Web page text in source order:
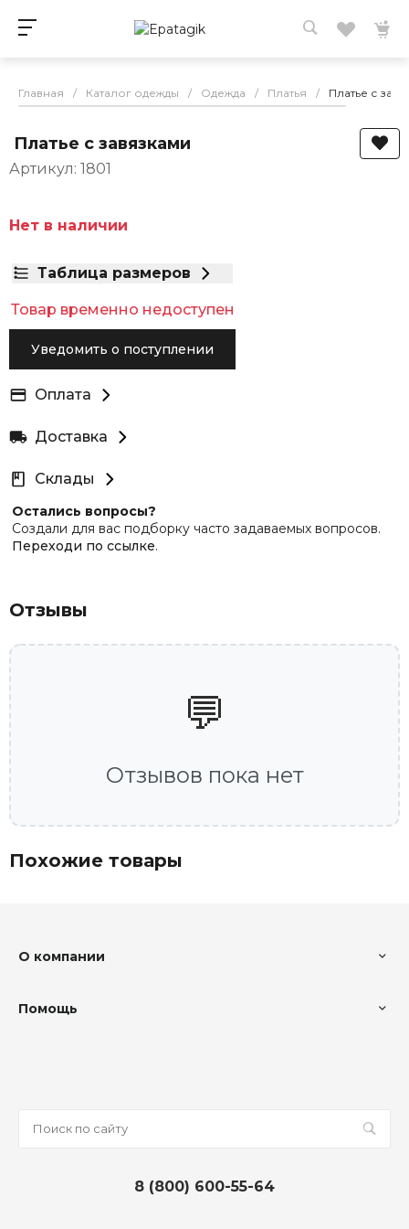
Главная / Каталог одежды / Одежда / Платья / Платье с
Платье с завязками
Артикул: 1801
Нет в наличии
Таблица размеров
Товар временно недоступен
Уведомить о поступлении
Оплата
Доставка
Склады
Остались вопросы?
Создали для вас подборку часто задаваемых вопросов.
Переходи по ссылке.
Отзывы
💬
Отзывов пока нет
Похожие товары
О компании
Помощь
8 (800) 600-55-64